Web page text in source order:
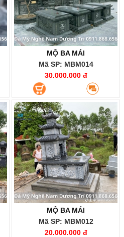
MỘ BA MÁI
Mã SP: MBM014
30.000.000 đ
MỘ BA MÁI
Mã SP: MBM012
20.000.000 đ